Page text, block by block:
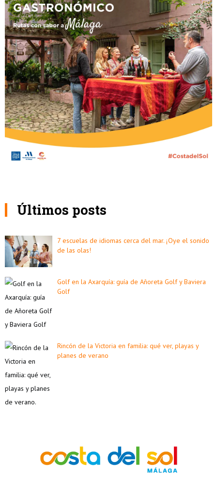
Últimos posts
7 escuelas de idiomas cerca del mar. ¡Oye el sonido
de las olas!
Golf en la Axarquía: guía de Añoreta Golf y Baviera
Golf
Rincón de la Victoria en familia: qué ver, playas y
planes de verano